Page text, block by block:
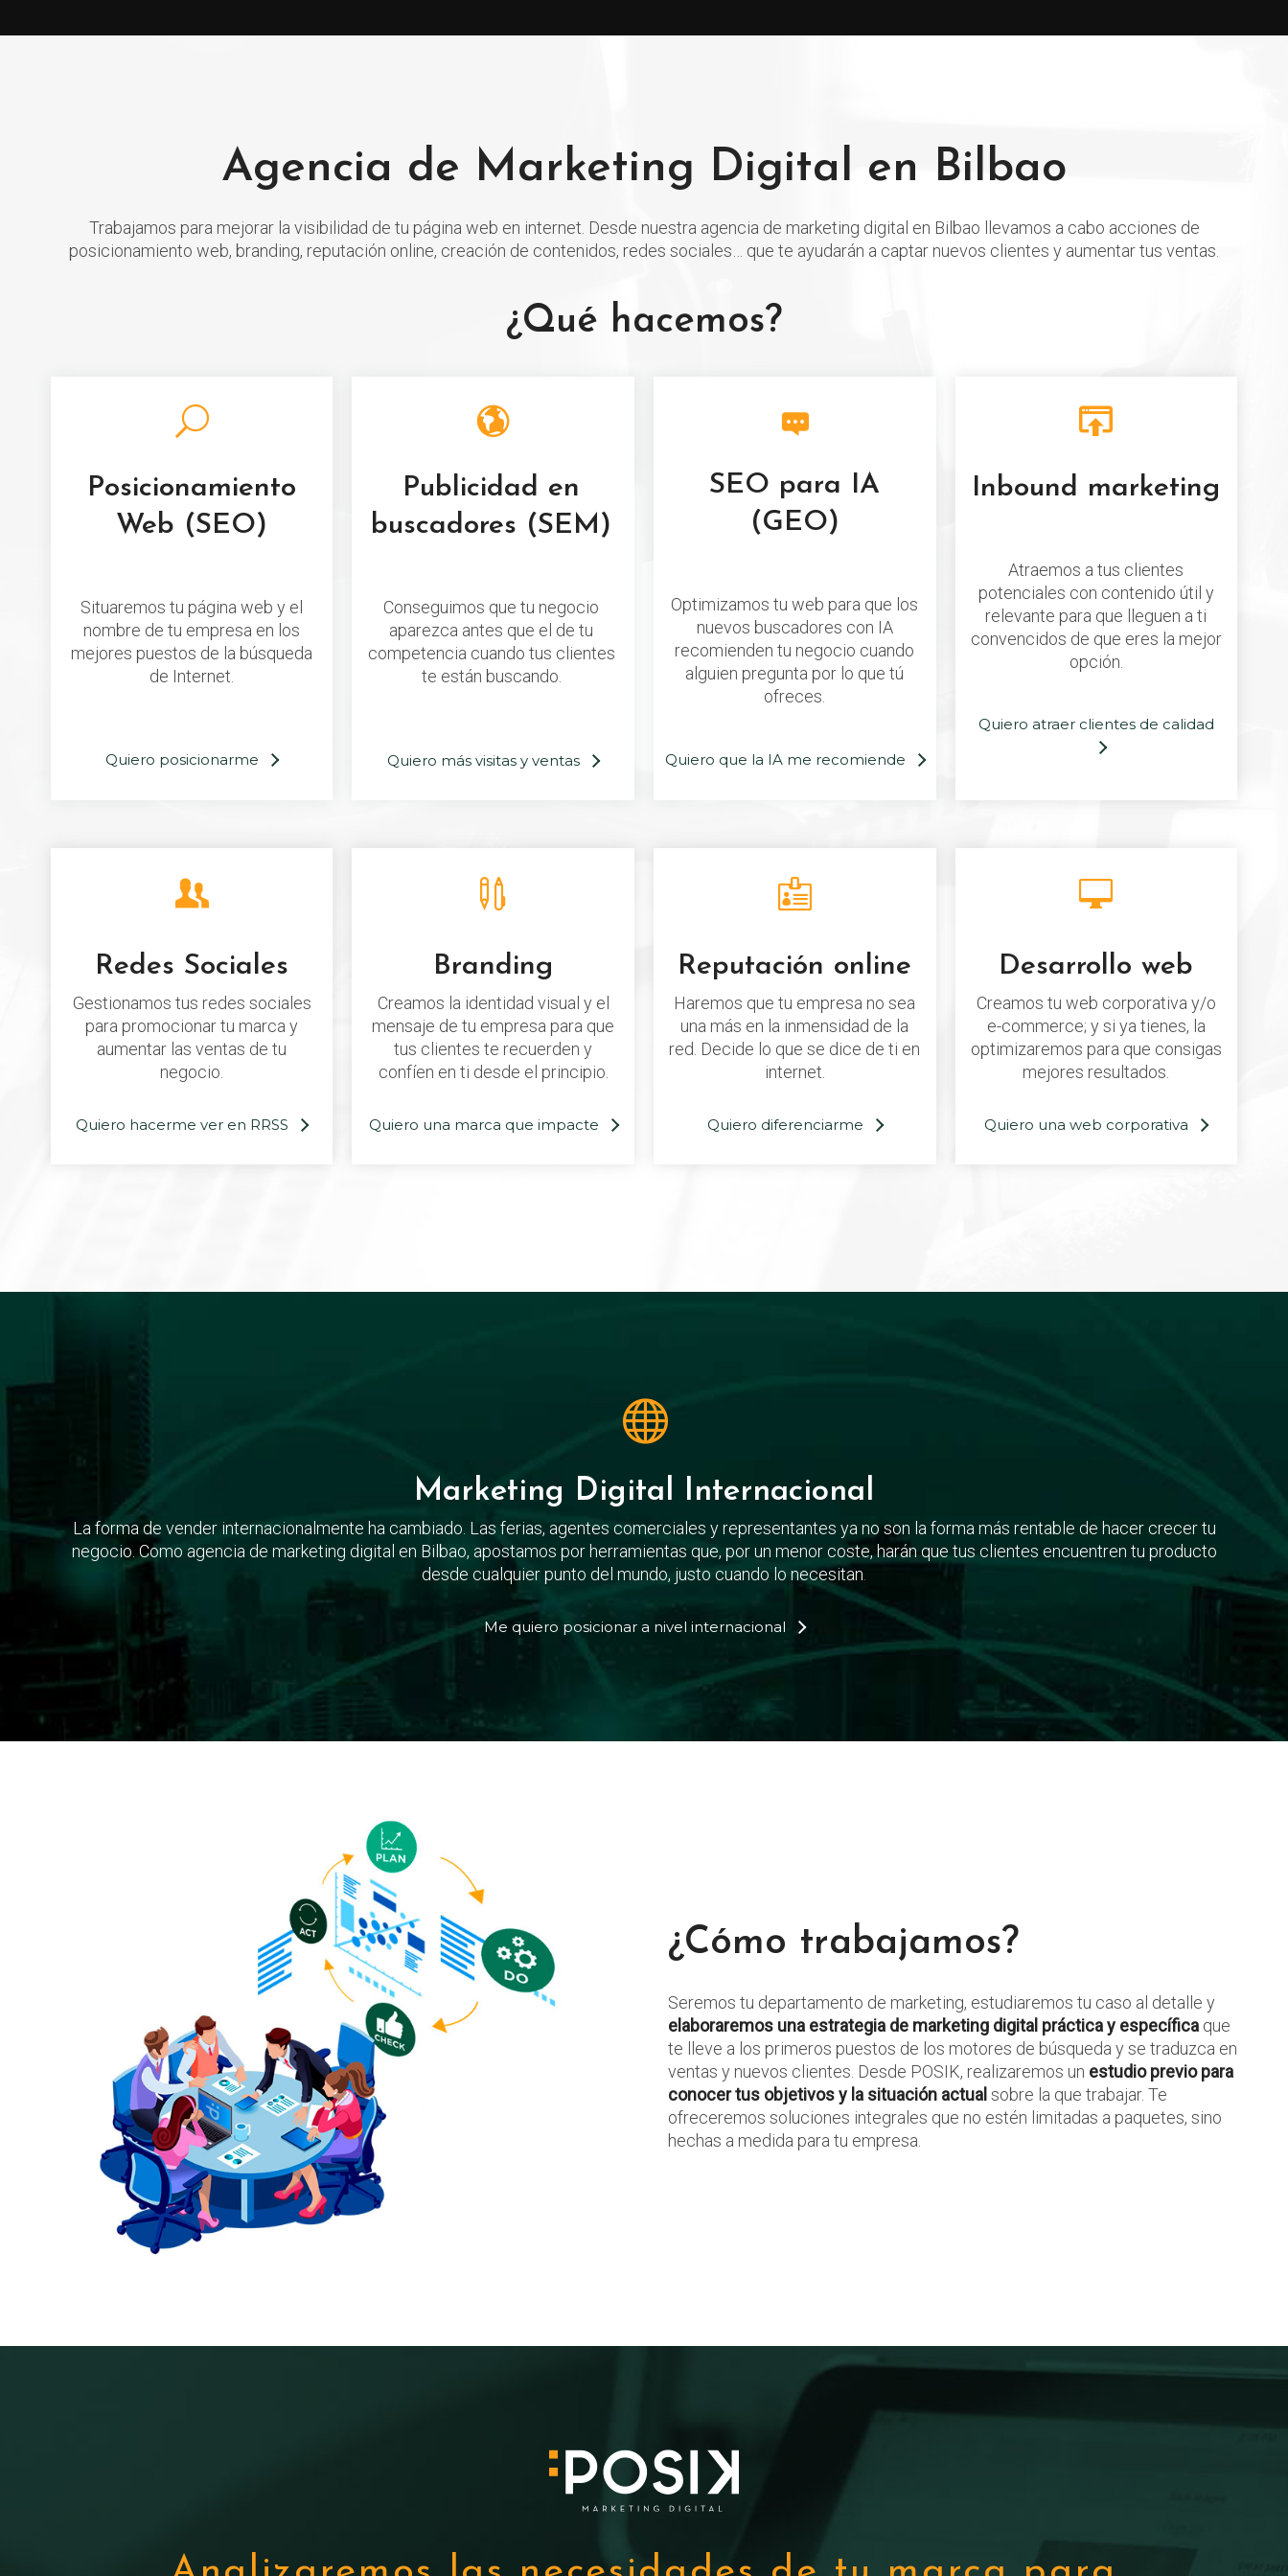
Agencia de Marketing Digital en Bilbao
Trabajamos para mejorar la visibilidad de tu página web en internet. Desde nuestra agencia de marketing digital en Bilbao llevamos a cabo acciones de
posicionamiento web, branding, reputación online, creación de contenidos, redes sociales… que te ayudarán a captar nuevos clientes y aumentar tus ventas.
¿Qué hacemos?
Posicionamiento
Web (SEO)
Situaremos tu página web y el
nombre de tu empresa en los
mejores puestos de la búsqueda
de Internet.
Quiero posicionarme
Publicidad en
buscadores (SEM)
Conseguimos que tu negocio
aparezca antes que el de tu
competencia cuando tus clientes
te están buscando.
Quiero más visitas y ventas
SEO para IA
(GEO)
Optimizamos tu web para que los
nuevos buscadores con IA
recomienden tu negocio cuando
alguien pregunta por lo que tú
ofreces.
Quiero que la IA me recomiende
Inbound marketing
Atraemos a tus clientes
potenciales con contenido útil y
relevante para que lleguen a ti
convencidos de que eres la mejor
opción.
Quiero atraer clientes de calidad
Redes Sociales
Gestionamos tus redes sociales
para promocionar tu marca y
aumentar las ventas de tu
negocio.
Quiero hacerme ver en RRSS
Branding
Creamos la identidad visual y el
mensaje de tu empresa para que
tus clientes te recuerden y
confíen en ti desde el principio.
Quiero una marca que impacte
Reputación online
Haremos que tu empresa no sea
una más en la inmensidad de la
red. Decide lo que se dice de ti en
internet.
Quiero diferenciarme
Desarrollo web
Creamos tu web corporativa y/o
e-commerce; y si ya tienes, la
optimizaremos para que consigas
mejores resultados.
Quiero una web corporativa
Marketing Digital Internacional
La forma de vender internacionalmente ha cambiado. Las ferias, agentes comerciales y representantes ya no son la forma más rentable de hacer crecer tu
negocio. Como agencia de marketing digital en Bilbao, apostamos por herramientas que, por un menor coste, harán que tus clientes encuentren tu producto
desde cualquier punto del mundo, justo cuando lo necesitan
Me quiero posicionar a nivel internacional
¿Cómo trabajamos?
Seremos tu departamento de marketing, estudiaremos tu caso al detalle y
elaboraremos una estrategia de marketing digital práctica y específica que
te lleve a los primeros puestos de los motores de búsqueda y se traduzca en
ventas y nuevos clientes. Desde POSIK, realizaremos un estudio previo para
conocer tus objetivos y la situación actual sobre la que trabajar. Te
ofreceremos soluciones integrales que no estén limitadas a paquetes, sino
hechas a medida para tu empresa.